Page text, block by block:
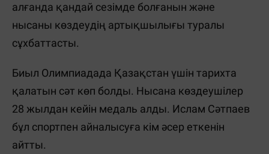
алғанда қандай сезімде болғанын және
нысаны көздеудің артықшылығы туралы
сұхбаттасты.
Биыл Олимпиадада Қазақстан үшін тарихта
қалатын сәт көп болды. Нысана көздеушілер
28 жылдан кейін медаль алды. Ислам Сәтпаев
бұл спортпен айналысуға кім әсер еткенін
айтты.